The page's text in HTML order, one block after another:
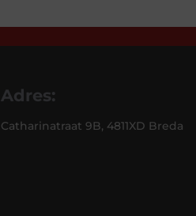
Adres:
Catharinatraat 9B, 4811XD Breda